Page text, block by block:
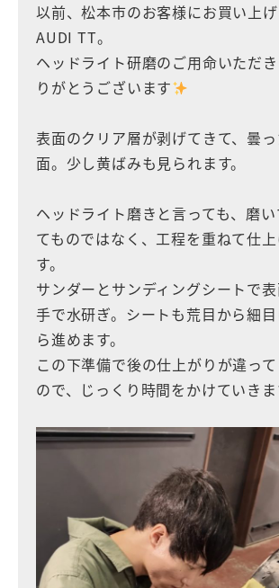
以前、松本市のお客様にお買い上
AUDI TT。
ヘッドライト研磨のご用命いただ
りがとうございます
表面のクリア層が剥げてきて、曇
面。少し黄ばみも見られます。
ヘッドライト磨きと言っても、磨
てものではなく、工程を重ねて仕
す。
サンダーとサンディングシートで表
手で水研ぎ。シートも荒目から細
ら進めます。
この下準備で後の仕上がりが違っ
ので、じっくり時間をかけていきま